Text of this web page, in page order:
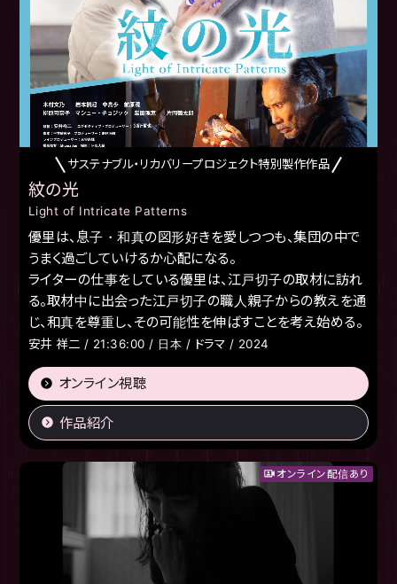
サステナブル・リカバリープロジェクト特別製作作品
紋の光
Light of Intricate Patterns
優里は、息子・和真の図形好きを愛しつつも、集団の中で
うまく過ごしていけるか心配になる。
ライターの仕事をしている優里は、江戸切子の取材に訪れ
る。取材中に出会った江戸切子の職人親子からの教えを通
じ、和真を尊重し、その可能性を伸ばすことを考え始める。
安井 祥二 / 21:36:00 / 日本 / ドラマ / 2024
オンライン視聴
作品紹介
オンライン配信あり